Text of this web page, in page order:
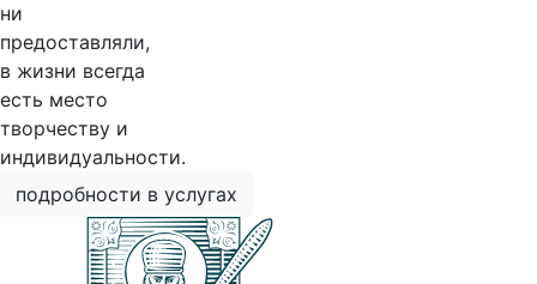
ни
предоставляли,
в жизни всегда
есть место
творчеству и
индивидуальности.
подробности в услугах